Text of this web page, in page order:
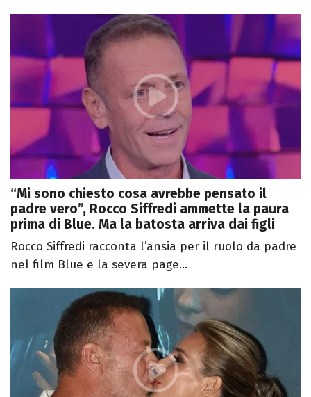
“Mi sono chiesto cosa avrebbe pensato il
padre vero”, Rocco Siffredi ammette la paura
prima di Blue. Ma la batosta arriva dai figli
Rocco Siffredi racconta l’ansia per il ruolo da padre
nel film Blue e la severa page...